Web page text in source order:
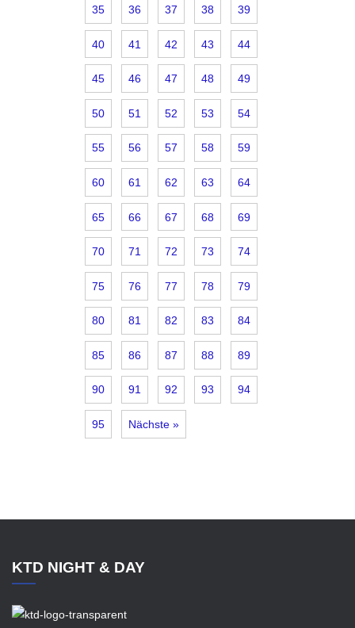
35 36 37 38 39
40 41 42 43 44
45 46 47 48 49
50 51 52 53 54
55 56 57 58 59
60 61 62 63 64
65 66 67 68 69
70 71 72 73 74
75 76 77 78 79
80 81 82 83 84
85 86 87 88 89
90 91 92 93 94
95 Nächste »
KTD NIGHT & DAY